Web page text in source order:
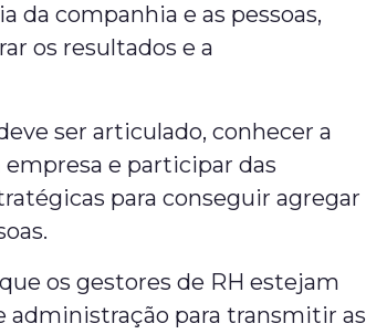
da companhia e as pessoas,
os resultados e a
ser articulado, conhecer a
e participar das
para conseguir agregar
os gestores de RH estejam
administração para transmitir as